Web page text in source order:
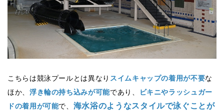
こちらは競泳プールとは異なり スイムキャップの着用が不要な
ほか、 浮き輪の持ち込みが可能であり、
ビキニやラッシュガー
ドの着用が可能で、 海水浴のようなスタイルで泳ぐことが